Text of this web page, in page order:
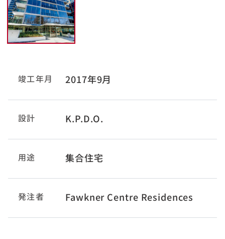
竣工年月 2017年9月
設計 K.P.D.O.
用途 集合住宅
発注者 Fawkner Centre Residences